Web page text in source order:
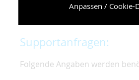
Anpassen / Cookie-
Supportanfragen:
Folgende Angaben werden